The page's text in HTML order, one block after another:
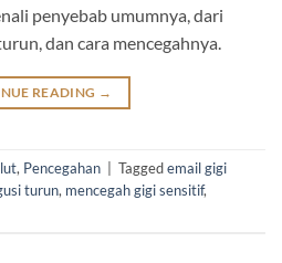
penyebab umumnya, dari
dan cara mencegahnya.
READING →
, Pencegahan Taggedemail gigi
turun, mencegah gigi sensitif,